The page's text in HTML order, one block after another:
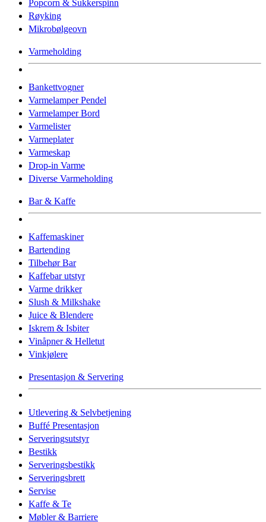
Popcorn & Sukkerspinn
Røyking
Mikrobølgeovn
Varmeholding
Bankettvogner
Varmelamper Pendel
Varmelamper Bord
Varmelister
Varmeplater
Varmeskap
Drop-in Varme
Diverse Varmeholding
Bar & Kaffe
Kaffemaskiner
Bartending
Tilbehør Bar
Kaffebar utstyr
Varme drikker
Slush & Milkshake
Juice & Blendere
Iskrem & Isbiter
Vinåpner & Helletut
Vinkjølere
Presentasjon & Servering
Utlevering & Selvbetjening
Buffé Presentasjon
Serveringsutstyr
Bestikk
Serveringsbestikk
Serveringsbrett
Servise
Kaffe & Te
Møbler & Barriere